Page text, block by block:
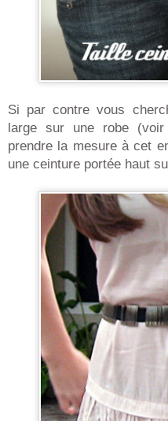
Si par contre vous
large sur une robe
prendre la mesure à cet
une ceinture portée haut